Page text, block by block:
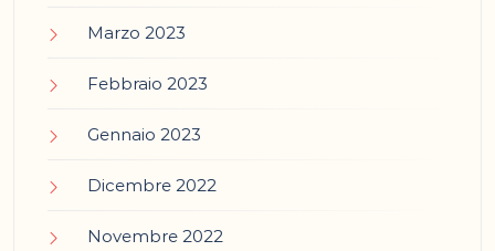
Marzo 2023
Febbraio 2023
Gennaio 2023
Dicembre 2022
Novembre 2022